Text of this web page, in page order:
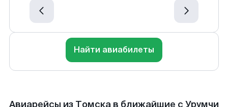
Найти авиабилеты
Авиарейсы из Томска в ближайшие с Урумчи